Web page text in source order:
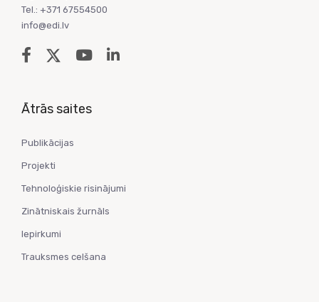
Tel.: +371 67554500
info@edi.lv
Ātrās saites
Publikācijas
Projekti
Tehnoloģiskie risinājumi
Zinātniskais žurnāls
Iepirkumi
Trauksmes celšana